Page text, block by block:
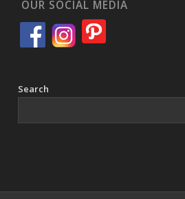
OUR SOCIAL MEDIA
Search